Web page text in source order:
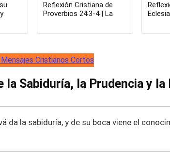
Reflexión Cristiana de
Proverbios 24:3-4 | La
Cristianos Cortos
la Sabiduría, la Prudencia y
da la sabiduría, y de su boca viene el